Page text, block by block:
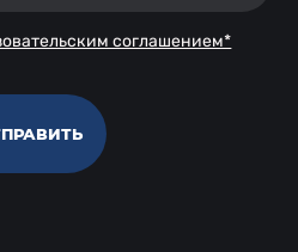
соглашением*